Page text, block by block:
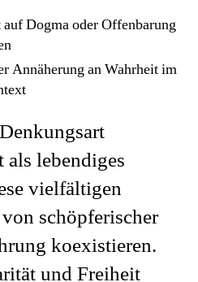
Dogma oder Offenbarung
Annäherung an Wahrheit im
als lebendiges
vielfältigen
schöpferischer
koexistieren.
und Freiheit